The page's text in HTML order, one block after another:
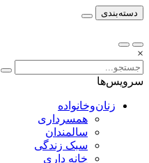
دسته‌بندی
×
سرویس‌ها
زنان‌وخانواده
همسرداری
سالمندان
سبک زندگی
خانه داری